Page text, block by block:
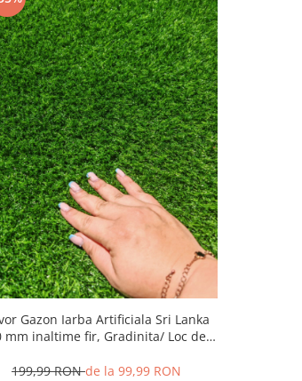
Gazon Iarba Artificiala Sri Lanka
mm inaltime fir, Gradinita/ Loc de
199,99 RONde la 99,99 RON